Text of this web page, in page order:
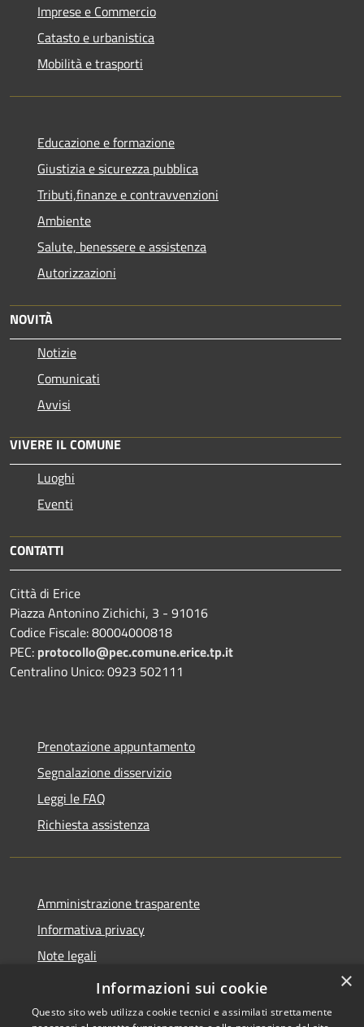
Imprese e Commercio
Catasto e urbanistica
Mobilità e trasporti
Educazione e formazione
Giustizia e sicurezza pubblica
Tributi,finanze e contravvenzioni
Ambiente
Salute, benessere e assistenza
Autorizzazioni
NOVITÀ
Notizie
Comunicati
Avvisi
VIVERE IL COMUNE
Luoghi
Eventi
CONTATTI
Città di Erice
Piazza Antonino Zichichi, 3 - 91016
Codice Fiscale: 80004000818
PEC: protocollo@pec.comune.erice.tp.it
Centralino Unico: 0923 502111
Prenotazione appuntamento
Segnalazione disservizio
Leggi le FAQ
Richiesta assistenza
Amministrazione trasparente
Informativa privacy
Note legali
Dichiarazione di accessibilità
×
Informazioni sui cookie
Questo sito web utilizza cookie tecnici e assimilati strettamente